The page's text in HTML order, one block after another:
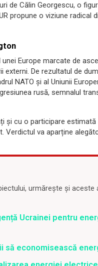
de Călin Georgescu, o
propune o viziune radical
Europe marcate de
De rezultatul de
NATO și al Uniunii
rusă, semnalul
și cu o participare
Verdictul va aparține
urmărește și aceste
Ucrainei pentru
să economisească